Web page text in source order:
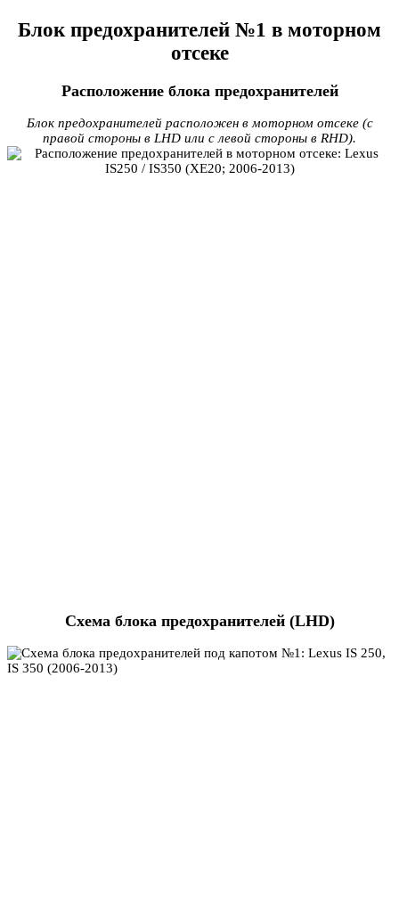
Блок предохранителей №1 в моторном
отсеке
Расположение блока предохранителей
Блок предохранителей расположен в моторном отсеке (с
правой стороны в LHD или с левой стороны в RHD).
Схема блока предохранителей (LHD)